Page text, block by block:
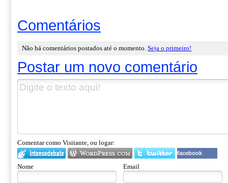
Comentários
Não há comentários postados até o momento.Seja o primeiro!
Postar um novo comentário
Comentar como Visitante, ou logar:
facebook
Nome Email